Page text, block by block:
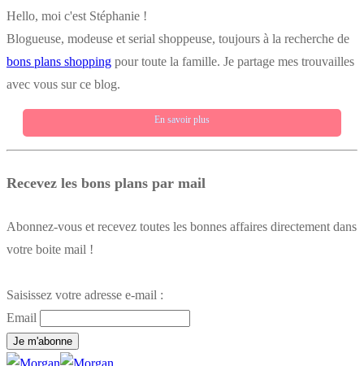
publications
Hello, moi c'est Stéphanie !
Blogueuse, modeuse et serial shoppeuse, toujours à la recherche de
bons plans shopping pour toute la famille. Je partage mes trouvailles
avec vous sur ce blog.
En savoir plus
Recevez les bons plans par mail
Abonnez-vous et recevez toutes les bonnes affaires directement dans
votre boite mail !
Saisissez votre adresse e-mail :
Email